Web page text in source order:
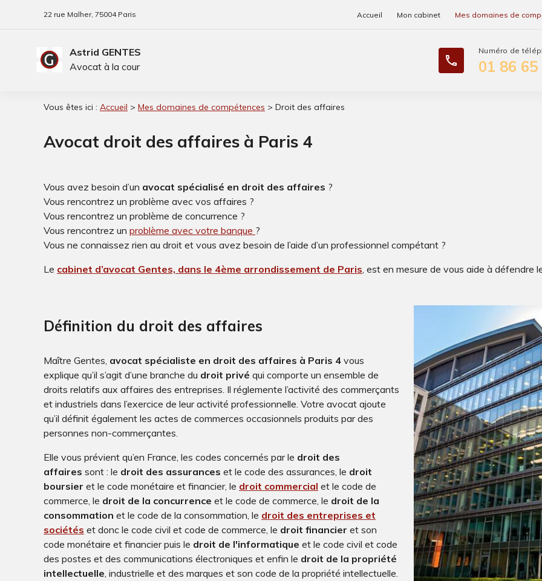
22 rue Malher 75004 Paris Accueil Mon cabinet Mes domaines de
Astrid GENTES
Avocat à la cour
phone 01 86 65
Vous êtes ici : Accueil > Mes domaines de compétences > Droit des affaires
Avocat droit des affaires à Paris 4
Vous avez besoin d’un avocat spécialisé en droit des affaires ?
Vous rencontrez un problème avec vos affaires ?
Vous rencontrez un problème de concurrence ?
Vous rencontrez un problème avec votre banque ?
Vous ne connaissez rien au droit et vous avez besoin de l’aide d’un professionnel compétant ?
Le cabinet d’avocat Gentes, dans le 4ème arrondissement de Paris, est en mesure de vous aide à défendre
Définition du droit des affaires
Maître Gentes, avocat spécialiste en droit des affaires à Paris 4 vous
explique qu’il s’agit d’une branche du droit privé qui comporte un ensemble de
droits relatifs aux affaires des entreprises. Il réglemente l’activité des commerçants
et industriels dans l’exercice de leur activité professionnelle. Votre avocat ajoute
qu’il définit également les actes de commerces occasionnels produits par des
personnes non-commerçantes.
Elle vous prévient qu’en France, les codes concernés par le droit des
affaires sont : le droit des assurances et le code des assurances, le droit
boursier et le code monétaire et financier, le droit commercial et le code de
commerce, le droit de la concurrence et le code de commerce, le droit de la
consommation et le code de la consommation, le droit des entreprises et
sociétés et donc le code civil et code de commerce, le droit financier et son
code monétaire et financier puis le droit de l'informatique et le code civil et code
des postes et des communications électroniques et enfin le droit de la propriété
intellectuelle, industrielle et des marques et son code de la propriété intellectuelle.